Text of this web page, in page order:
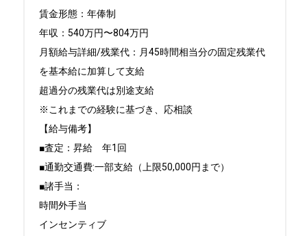
賃金形態：年俸制
年収：540万円〜804万円
月額給与詳細/残業代：月45時間相当分の固定残業代
を基本給に加算して支給
超過分の残業代は別途支給
※これまでの経験に基づき、応相談
【給与備考】
■査定：昇給　年1回
■通勤交通費:一部支給（上限50,000円まで）
■諸手当：
時間外手当
インセンティブ